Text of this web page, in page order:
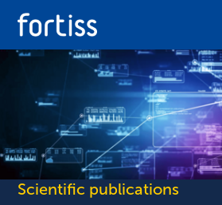
Scientific publications